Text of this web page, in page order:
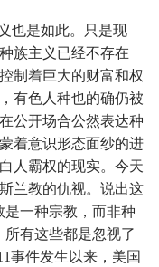
也是如此。只是现
族主义已经不存在
制着巨大的财富和权
有色人种也的确仍被
公开场合公然表达种
着意识形态面纱的进
人霸权的现实。今天
兰教的仇视。说出这
是一种宗教，而非种
有这些都是忽视了
事件发生以来，美国